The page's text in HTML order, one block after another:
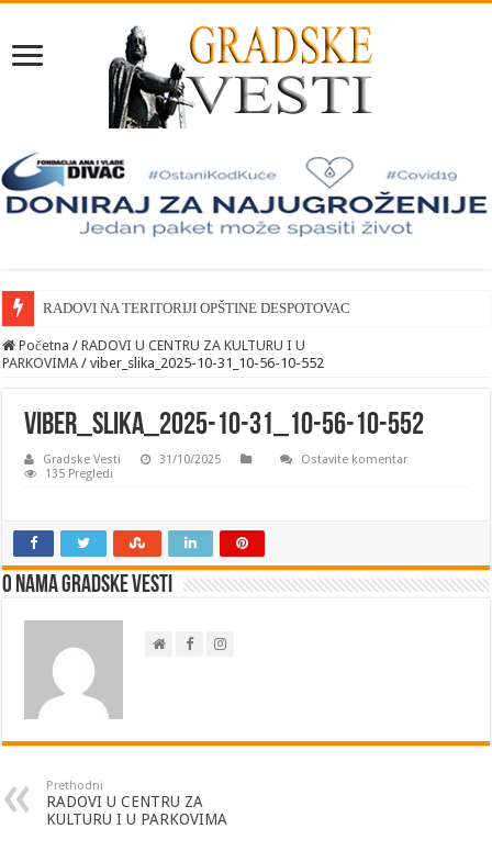
RADOVI NA TERITORIJI OPŠTINE DESPOTOVAC
Početna / RADOVI U CENTRU ZA KULTURU I U
PARKOVIMA / viber_slika_2025-10-31_10-56-10-552
viber_slika_2025-10-31_10-56-10-552
Gradske Vesti 31/10/2025
Ostavite komentar
135 Pregledi
O nama Gradske Vesti
Prethodni
RADOVI U CENTRU ZA
KULTURU I U PARKOVIMA